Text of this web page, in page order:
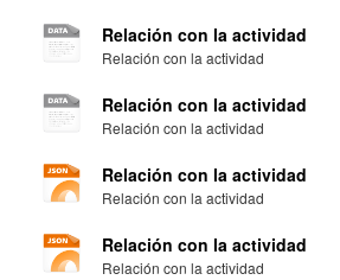
Relación con la actividad
Relación con la actividad
Relación con la actividad
Relación con la actividad
Relación con la actividad
Relación con la actividad
Relación con la actividad
Relación con la actividad